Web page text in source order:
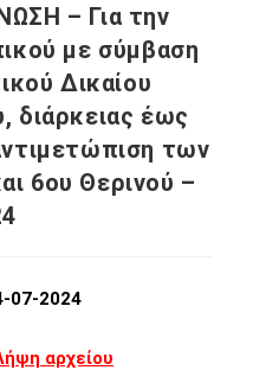
– Για την
με σύμβαση
Δικαίου
διάρκειας έως
των
6ου Θερινού –
07-2024
αρχείου